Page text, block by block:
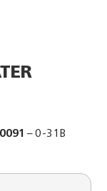
– 0-31B